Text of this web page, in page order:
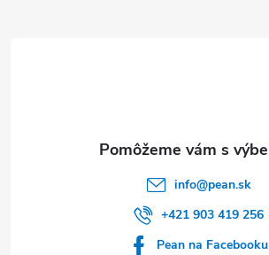
info@pean.sk
+421 903 419 256
Pean na Facebooku